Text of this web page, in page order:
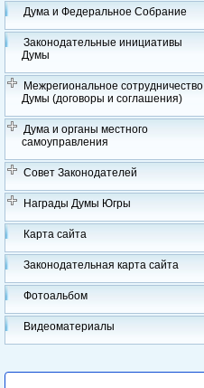
Дума и Федеральное Собрание
Законодательные инициативы
Думы
Межрегиональное сотрудничество
Думы (договоры и соглашения)
Дума и органы местного
самоуправления
Совет Законодателей
Награды Думы Югры
Карта сайта
Законодательная карта сайта
Фотоальбом
Видеоматериалы